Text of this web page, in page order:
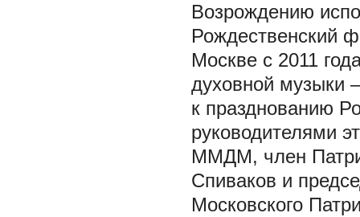
Возрождению
Рождественский
Москве с 2011
духовной музыки
к празднованию
руководителями
ММДМ, член
Спиваков и
Московского